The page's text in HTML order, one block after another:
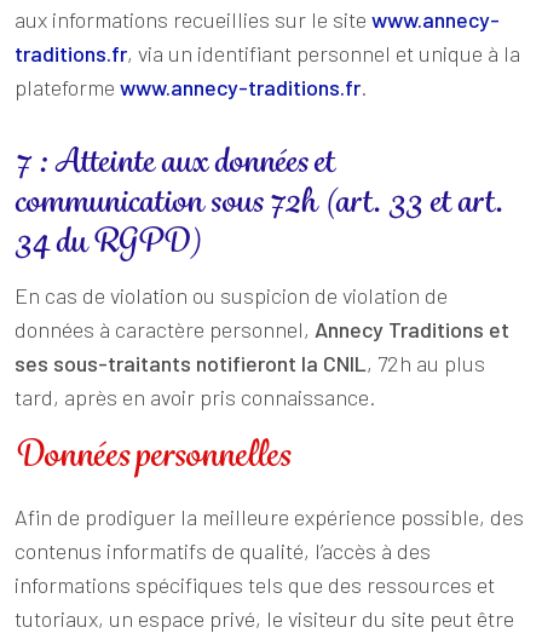
aux informations recueillies sur le site www.annecy-
traditions.fr, via un identifiant personnel et unique à la
plateforme www.annecy-traditions.fr.
7 : Atteinte aux données et
communication sous 72h (art. 33 et art.
34 du RGPD)
En cas de violation ou suspicion de violation de
données à caractère personnel, Annecy Traditions et
ses sous-traitants notifieront la CNIL, 72h au plus
tard, après en avoir pris connaissance.
Données personnelles
Afin de prodiguer la meilleure expérience possible, des
contenus informatifs de qualité, l’accès à des
informations spécifiques tels que des ressources et
tutoriaux, un espace privé, le visiteur du site peut être